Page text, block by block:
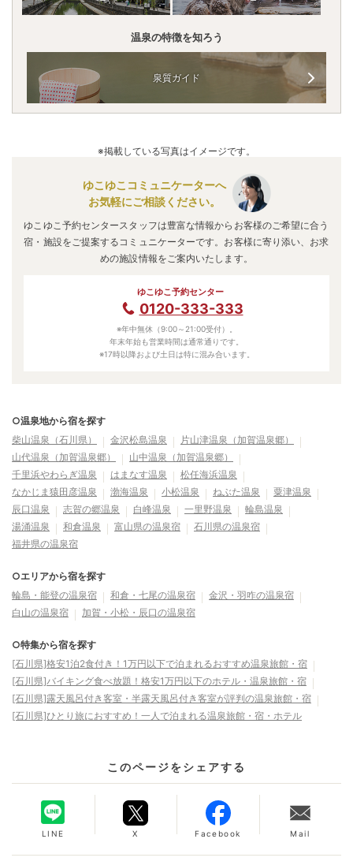
温泉の特徴を知ろう
泉質ガイド
※掲載している写真はイメージです。
ゆこゆこコミュニケーターへ
お気軽にご相談ください。
ゆこゆこ予約センタースタッフは豊富な情報からお客様のご希望に合う
宿・施設をご提案するコミュニケーターです。お客様に寄り添い、お求
めの施設情報をご案内いたします。
ゆこゆこ予約センター
0120-333-333
※年中無休（9:00～21:00受付）。
年末年始も営業時間は通常通りです。
※17時以降および土日は特に混み合います。
○温泉地から宿を探す
柴山温泉（石川県）
金沢松島温泉
片山津温泉（加賀温泉郷）
山代温泉（加賀温泉郷）
山中温泉（加賀温泉郷）
千里浜やわらぎ温泉
はまなす温泉
松任海浜温泉
なかじま猿田彦温泉
渤海温泉 小松温泉 ねぶた温泉
粟津温泉
辰口温泉
志賀の郷温泉 白峰温泉 一里野温泉
輪島温泉
湯涌温泉
和倉温泉 富山県の温泉宿
石川県の温泉宿
福井県の温泉宿
○エリアから宿を探す
輪島・能登の温泉宿
和倉・七尾の温泉宿
金沢・羽咋の温泉宿
白山の温泉宿
加賀・小松・辰口の温泉宿
○特集から宿を探す
[石川県]格安1泊2食付き！1万円以下で泊まれるおすすめ温泉旅館・宿
[石川県]バイキング食べ放題！格安1万円以下のホテル・温泉旅館・宿
[石川県]露天風呂付き客室・半露天風呂付き客室が評判の温泉旅館・宿
[石川県]ひとり旅におすすめ！一人で泊まれる温泉旅館・宿・ホテル
このページをシェアする
LINE X Facebook Mail